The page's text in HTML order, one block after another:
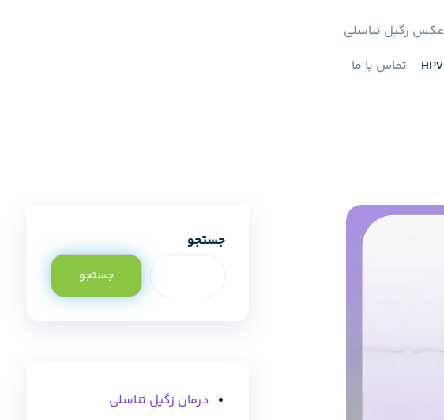
عکس زگیل تناسلی
تماس با ما
جستجو
جستجو
درمان زگیل تناسلی